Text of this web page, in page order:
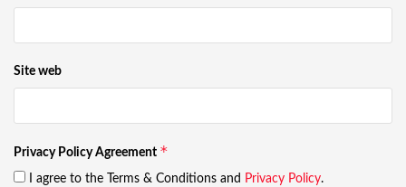
Site web
Privacy Policy Agreement *
I agree to the Terms & Conditions and Privacy Policy.